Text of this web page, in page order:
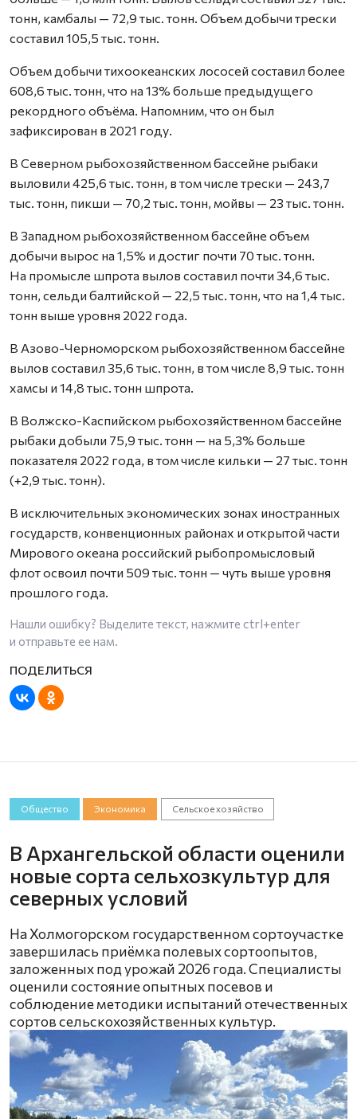
тонн, камбалы — 72,9 тыс. тонн. Объем добычи трески
составил 105,5 тыс. тонн.
Объем добычи тихоокеанских лососей составил более
608,6 тыс. тонн, что на 13% больше предыдущего
рекордного объёма. Напомним, что он был
зафиксирован в 2021 году.
В Северном рыбохозяйственном бассейне рыбаки
выловили 425,6 тыс. тонн, в том числе трески — 243,7
тыс. тонн, пикши — 70,2 тыс. тонн, мойвы — 23 тыс. тонн.
В Западном рыбохозяйственном бассейне объем
добычи вырос на 1,5% и достиг почти 70 тыс. тонн.
На промысле шпрота вылов составил почти 34,6 тыс.
тонн, сельди балтийской — 22,5 тыс. тонн, что на 1,4 тыс.
тонн выше уровня 2022 года.
В Азово-Черноморском рыбохозяйственном бассейне
вылов составил 35,6 тыс. тонн, в том числе 8,9 тыс. тонн
хамсы и 14,8 тыс. тонн шпрота.
В Волжско-Каспийском рыбохозяйственном бассейне
рыбаки добыли 75,9 тыс. тонн — на 5,3% больше
показателя 2022 года, в том числе кильки — 27 тыс. тонн
(+2,9 тыс. тонн).
В исключительных экономических зонах иностранных
государств, конвенционных районах и открытой части
Мирового океана российский рыбопромысловый
флот освоил почти 509 тыс. тонн — чуть выше уровня
прошлого года.
Нашли ошибку? Выделите текст, нажмите ctrl+enter
и отправьте ее нам.
Общество Экономика Сельское хозяйство
В Архангельской области оценили
новые сорта сельхозкультур для
северных условий
На Холмогорском государственном сортоучастке
завершилась приёмка полевых сортоопытов,
заложенных под урожай 2026 года. Специалисты
оценили состояние опытных посевов и
соблюдение методики испытаний отечественных
сортов сельскохозяйственных культур.